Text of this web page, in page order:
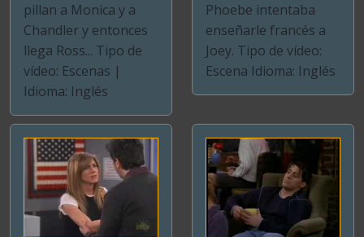
pillan a Monica y a
Chandler y entonces
llega Ross... Tipo de
vídeo: Escenas |
Idioma: Inglés
Phoebe intentaba
enseñarle francés a
Joey. Tipo de vídeo:
Escena Idioma: Inglés